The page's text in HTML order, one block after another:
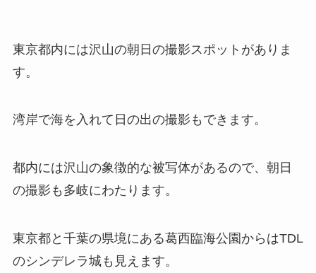
東京都内には沢山の朝日の撮影スポットがありま
す。
湾岸で海を入れて日の出の撮影もできます。
都内には沢山の象徴的な被写体があるので、朝日
の撮影も多岐にわたります。
東京都と千葉の県境にある葛西臨海公園からはTDL
のシンデレラ城も見えます。